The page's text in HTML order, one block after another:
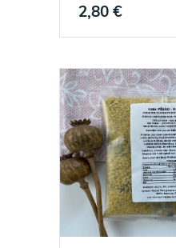
2,80 €